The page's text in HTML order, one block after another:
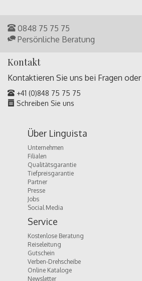
0848 75 75 75
Persönliche Beratung
Kontakt
Kontaktieren Sie uns bei Fragen oder
+41 (0)848 75 75 75
Schreiben Sie uns
Über Linguista
Unternehmen
Filialen
Qualitätsgarantie
Tiefpreisgarantie
Partner
Presse
Jobs
Social Media
Service
Kostenlose Beratung
Reiseleitung
Gutschein
Verben-Drehscheibe
Online Kataloge
Newsletter